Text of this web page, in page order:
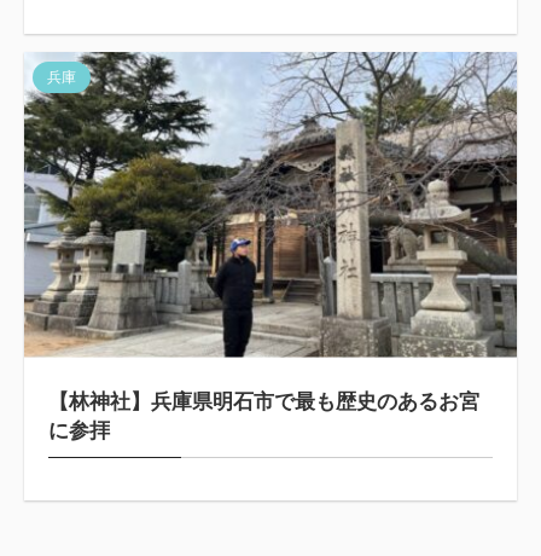
兵庫
【林神社】兵庫県明石市で最も歴史のあるお宮
に参拝